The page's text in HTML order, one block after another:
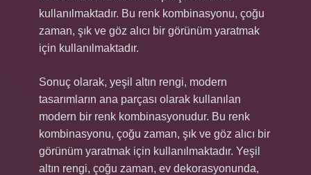
kullanılmaktadır. Bu renk kombinasyonu, çoğu
zaman, şık ve göz alıcı bir görünüm yaratmak
için kullanılmaktadır.
Sonuç olarak, yeşil altın rengi, modern
tasarımların ana parçası olarak kullanılan
modern bir renk kombinasyonudur. Bu renk
kombinasyonu, çoğu zaman, şık ve göz alıcı bir
görünüm yaratmak için kullanılmaktadır. Yeşil
altın rengi, çoğu zaman, ev dekorasyonunda,